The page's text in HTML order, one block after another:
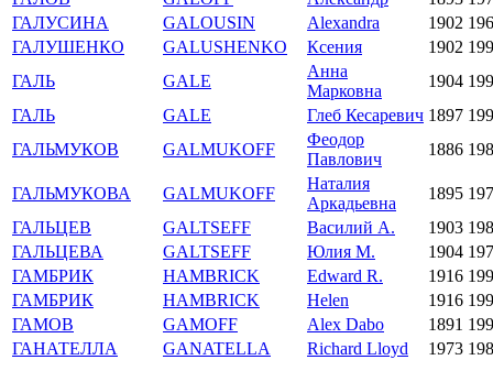
ГАЛУСИНА
GALOUSIN Alexandra 1902
ГАЛУШЕНКО
GALUSHENKO Ксения 1902
ГАЛЬ
GALE
Анна
Марковна
1904
ГАЛЬ
GALE Глеб Кесаревич 1897
ГАЛЬМУКОВ
GALMUKOFF
Феодор
Павлович
1886
ГАЛЬМУКОВА GALMUKOFF
Наталия
Аркадьевна
1895
ГАЛЬЦЕВ
GALTSEFF Василий А. 1903
ГАЛЬЦЕВА
GALTSEFF Юлия М. 1904
ГАМБРИК
HAMBRICK Edward R. 1916
ГАМБРИК
HAMBRICK Helen 1916
ГАМОВ
GAMOFF Alex Dabo 1891
ГАНАТЕЛЛА
GANATELLA Richard Lloyd 1973